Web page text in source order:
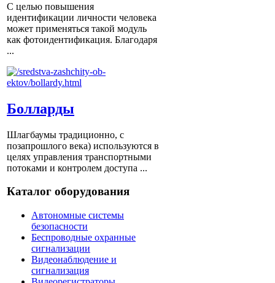
С целью повышения
идентификации личности человека
может применяться такой модуль
как фотоидентификация. Благодаря
...
Болларды
Шлагбаумы традиционно, с
позапрошлого века) используются в
целях управления транспортными
потоками и контролем доступа ...
Каталог оборудования
Автономные системы
безопасности
Беспроводные охранные
сигнализации
Видеонаблюдение и
сигнализация